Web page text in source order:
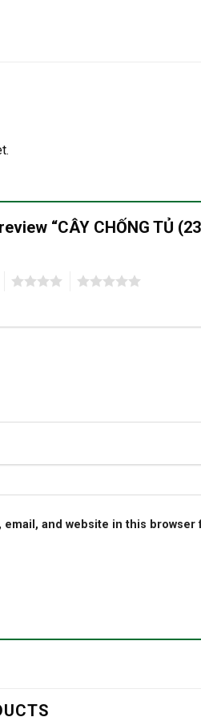
“CÂY CHỐNG TỦ
email, and website in this